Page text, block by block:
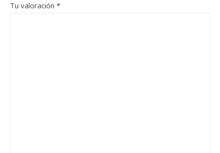
Tu valoración *